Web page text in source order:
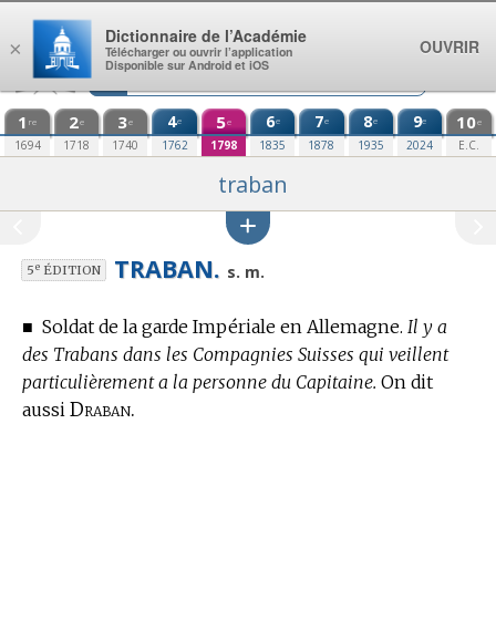
Aller au contenu
1 re
1694
2e
1718
3e
1740
4e
1762
5e
1798
6e
1835
7e
1878
8e
1935
9e
2024
10e
E.C.
traban
5eÉDITION TRABAN. s. m.
■ Soldat de la garde Impériale en Allemagne. Il y a
des Trabans dans les Compagnies Suisses qui veillent
particulièrement a la personne du Capitaine. On dit
aussi Draban.
×
Dictionnaire de l’Académie
Télécharger ou ouvrir l’application
Disponible sur Android et iOS
OUVRIR